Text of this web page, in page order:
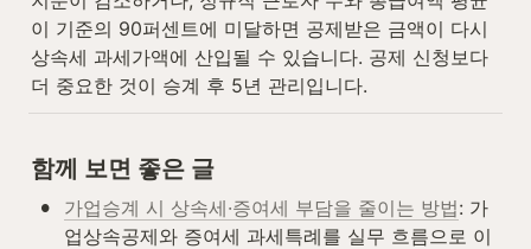
이 기준의 90퍼센트에 미달하면 공제받은 금액이 다시
상속세 과세가액에 산입될 수 있습니다. 공제 신청보다
더 중요한 것이 승계 후 5년 관리입니다.
함께 보면 좋은 글
• 가업승계 시 상속세·증여세 부담을 줄이는 방법: 가
업상속공제와 증여세 과세특례를 실무 흐름으로 이